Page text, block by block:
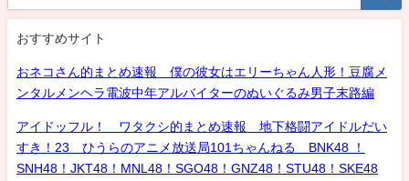
おすすめサイト
おネコさん的まとめ速報 僕の彼女はエリーちゃん人形！豆腐メ
ンタルメンヘラ電波中年アルバイターのぬいぐるみ男子末路編
アイドッフル！ ワタクシ的まとめ速報 地下格闘アイドルだい
すき！23 ひうらのアニメ放送局101ちゃんねる BNK48 ！
SNH48！JKT48！MNL48！SGO48！GNZ48！STU48！SKE48